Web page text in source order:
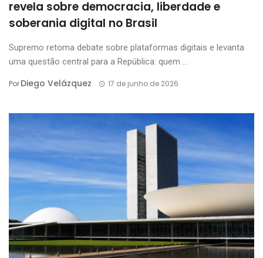
revela sobre democracia, liberdade e
soberania digital no Brasil
Supremo retoma debate sobre plataformas digitais e levanta
uma questão central para a República: quem ...
PorDiego Velázquez 17 de junho de 2026